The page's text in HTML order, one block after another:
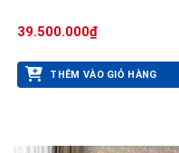
39.500.000₫
THÊM VÀO GIỎ HÀNG